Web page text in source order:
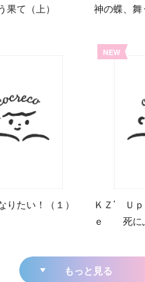
果て（上） 神の蝶、舞
りたい！（１）
NEW
ＫＺ’ Ｕ
ｅ 死に
もっと見る